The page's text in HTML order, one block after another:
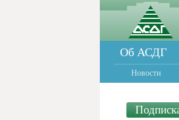
Об АСДГ
Новости